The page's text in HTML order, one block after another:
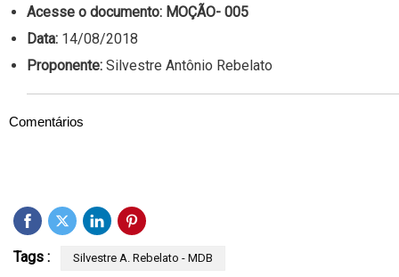
Acesse o documento: MOÇÃO- 005
Data: 14/08/2018
Proponente: Silvestre Antônio Rebelato
Comentários
Tags : Silvestre A. Rebelato - MDB